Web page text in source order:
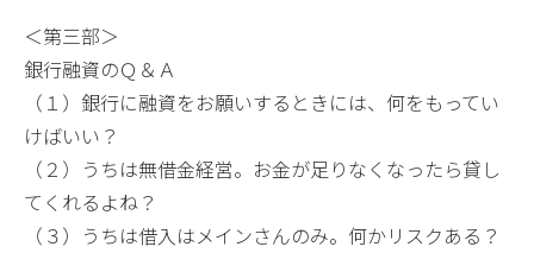
＜第三部＞
銀行融資のＱ＆Ａ
（１）銀行に融資をお願いするときには、何をもってい
けばいい？
（２）うちは無借金経営。お金が足りなくなったら貸し
てくれるよね？
（３）うちは借入はメインさんのみ。何かリスクある？